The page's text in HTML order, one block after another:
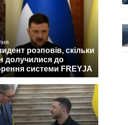
розповів, скільки
долучилися до
системи FREYJA